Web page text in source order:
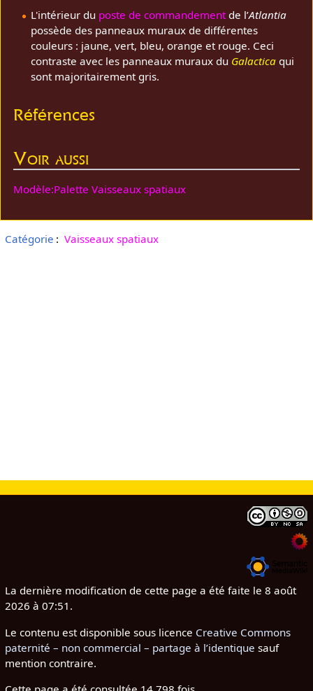
L'intérieur du poste de commandementde l’Atlantia
possède des panneaux muraux de différentes
couleurs : jaune, vert, bleu, orange et rouge. Ceci
contraste avec les panneaux muraux du Galacticaqui
sont majoritairement gris.
Références
Voir aussi
Modèle:Palette Vaisseaux spatiaux
Catégorie : Vaisseaux spatiaux
La dernière modification de cette page a été faite le 8 août
2026 à 07:51.
Le contenu est disponible sous licence Creative Commons
paternité – non commercial – partage à l’identique sauf
mention contraire.